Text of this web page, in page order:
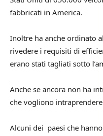
fabbricati in America.
Inoltre ha anche ordinato
rivedere i requisiti di
erano stati tagliati sotto
Anche se ancora non ha
che vogliono
Alcuni dei paesi che